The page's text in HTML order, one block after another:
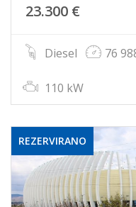
23.300 €
Diesel 76
110 kW
REZERVIRANO